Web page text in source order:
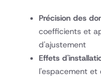
Précision des
coefficients et
d'ajustement
Effets
l'espacement